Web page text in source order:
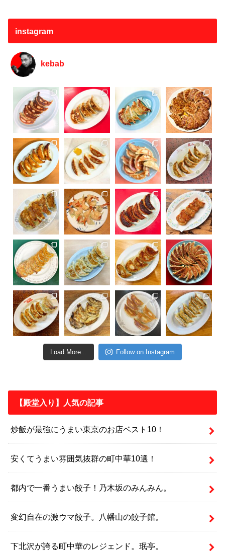
instagram
kebab
Load More... Follow on Instagram
【殿堂入り】人気の記事
炒飯が最強にうまい東京のお店ベスト10！
安くてうまい雰囲気抜群の町中華10選！
都内で一番うまい餃子！乃木坂のみんみん。
変幻自在の激ウマ餃子。八幡山の餃子館。
下北沢が誇る町中華のレジェンド。珉亭。